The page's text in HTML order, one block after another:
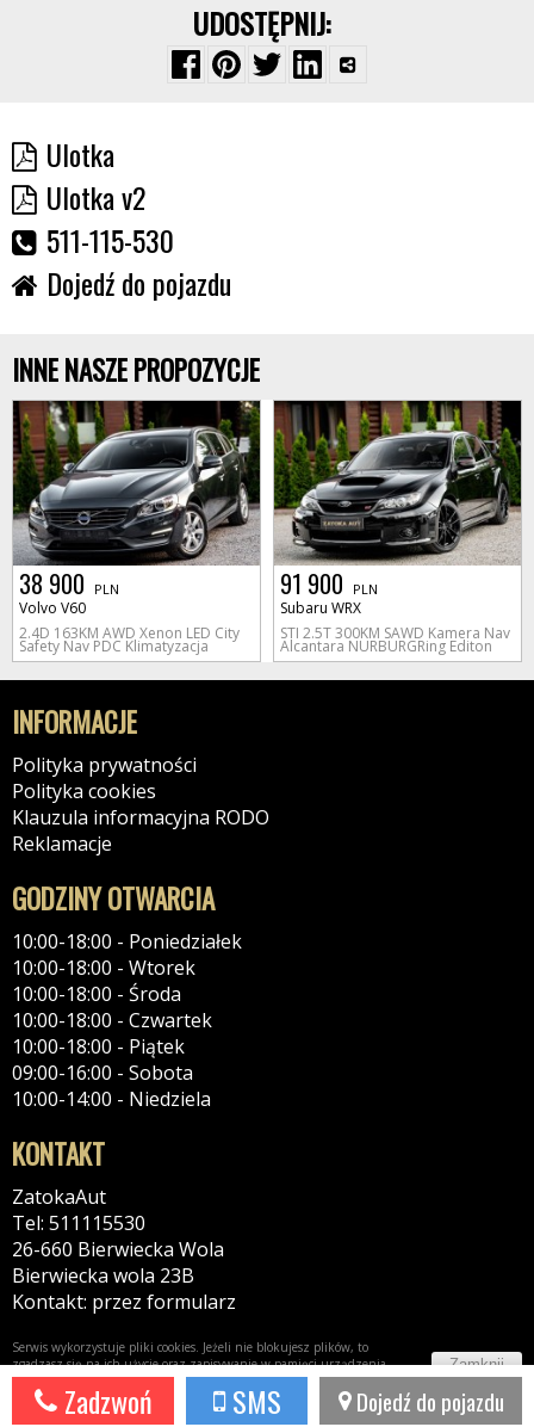
Zadzwoń SMS Dojedź do pojazdu
UDOSTĘPNIJ:
Ulotka
Ulotka v2
511-115-530
Dojedź do pojazdu
INNE NASZE PROPOZYCJE
38 900 PLN
Volvo V60
2.4D 163KM AWD Xenon LED City
Safety Nav PDC Klimatyzacja
91 900 PLN
Subaru WRX
STI 2.5T 300KM SAWD Kamera Nav
Alcantara NURBURGRing Editon
INFORMACJE
Polityka prywatności
Polityka cookies
Klauzula informacyjna RODO
Reklamacje
GODZINY OTWARCIA
10:00-18:00 - Poniedziałek
10:00-18:00 - Wtorek
10:00-18:00 - Środa
10:00-18:00 - Czwartek
10:00-18:00 - Piątek
09:00-16:00 - Sobota
10:00-14:00 - Niedziela
KONTAKT
ZatokaAut
Tel: 511115530
26-660 Bierwiecka Wola
Bierwiecka wola 23B
Kontakt: przez formularz
Serwis wykorzystuje pliki cookies. Jeżeli nie blokujesz plików, to
zgadzasz się na ich użycie oraz zapisywanie w pamięci urządzenia.
Więcej informacji wpolityce prywatności
Zamknij
Potrzebujesz taki portal? Napisz do nas! 44fox.com